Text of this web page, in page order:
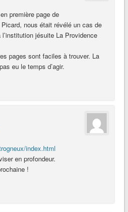
première page de
nous était révélé un cas de
jésuite La Providence
pages sont faciles à trouver. La
eu le temps d’agir.
index.html
en profondeur.
!